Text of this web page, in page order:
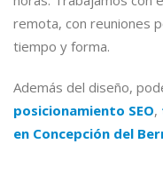
remota, con reuniones
tiempo y forma.
Además del diseño,
posicionamiento SEO,
en Concepción del